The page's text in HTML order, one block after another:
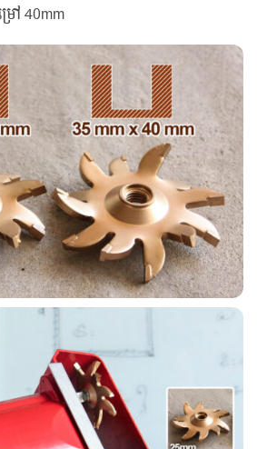
ៅ 40mm